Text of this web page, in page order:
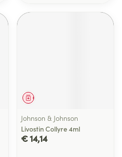
Geneesmiddel
Johnson & Johnson
Livostin Collyre 4ml
€ 14,14